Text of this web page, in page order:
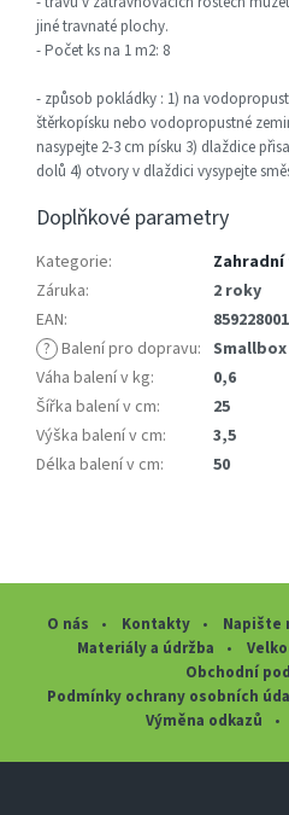
jiné travnaté plochy.
- Počet ks na 1 m2: 8
- způsob pokládky : 1) na
štěrkopísku nebo vodopropustné
nasypejte 2-3 cm písku 3) dlaždice
dolů 4) otvory v dlaždici vysypejte
Doplňkové parametry
Kategorie:
Záruka:
2 roky
EAN:
? Balení pro dopravu: Smallbox
Váha balení v kg:
0,6
Šířka balení v cm:
25
Výška balení v cm:
3,5
Délka balení v cm: 50
O nás Kontakty Napište
Materiály a údržba
Obchodní
Podmínky ochrany osobních
Výměna odkazů